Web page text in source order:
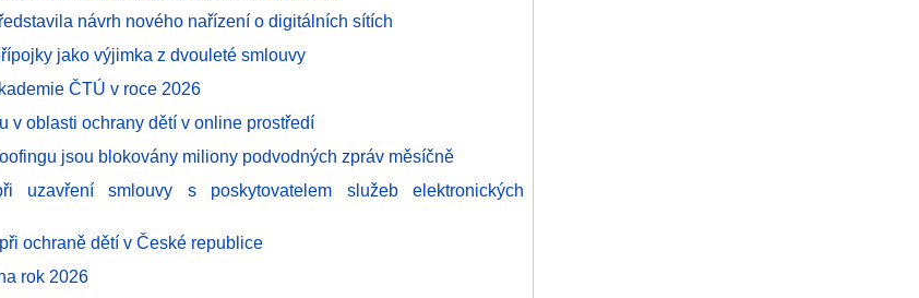
návrh nového nařízení o digitálních sítích
jako výjimka z dvouleté smlouvy
ČTÚ v roce 2026
v oblasti ochrany dětí v online prostředí
jsou blokovány miliony podvodných zpráv měsíčně
uzavření smlouvy s poskytovatelem služeb elektronických
ochraně dětí v České republice
rok 2026